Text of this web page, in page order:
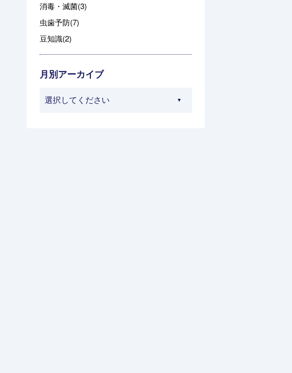
消毒・滅菌(3)
虫歯予防(7)
豆知識(2)
月別アーカイブ